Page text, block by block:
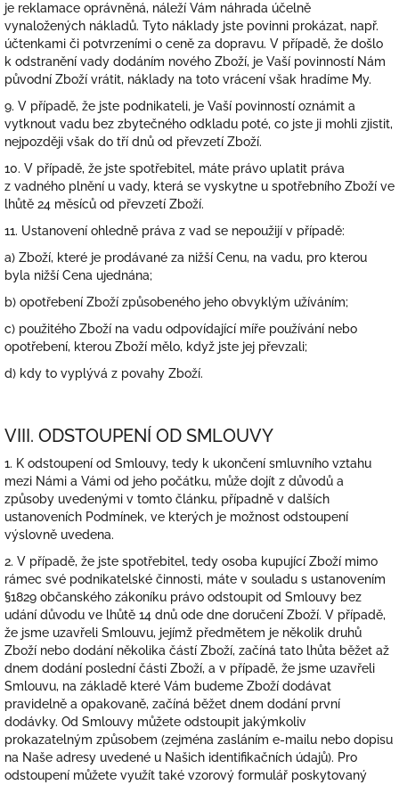
je reklamace oprávněná, náleží Vám náhrada účelně
vynaložených nákladů. Tyto náklady jste povinni prokázat, např.
účtenkami či potvrzeními o ceně za dopravu. V případě, že došlo
k odstranění vady dodáním nového Zboží, je Vaší povinností Nám
původní Zboží vrátit, náklady na toto vrácení však hradíme My.
9. V případě, že jste podnikateli, je Vaší povinností oznámit a
vytknout vadu bez zbytečného odkladu poté, co jste ji mohli zjistit,
nejpozději však do tří dnů od převzetí Zboží.
10. V případě, že jste spotřebitel, máte právo uplatit práva
z vadného plnění u vady, která se vyskytne u spotřebního Zboží ve
lhůtě 24 měsíců od převzetí Zboží.
11. Ustanovení ohledně práva z vad se nepoužijí v případě:
a) Zboží, které je prodávané za nižší Cenu, na vadu, pro kterou
byla nižší Cena ujednána;
b) opotřebení Zboží způsobeného jeho obvyklým užíváním;
c) použitého Zboží na vadu odpovídající míře používání nebo
opotřebení, kterou Zboží mělo, když jste jej převzali;
d) kdy to vyplývá z povahy Zboží.
VIII. ODSTOUPENÍ OD SMLOUVY
1. K odstoupení od Smlouvy, tedy k ukončení smluvního vztahu
mezi Námi a Vámi od jeho počátku, může dojít z důvodů a
způsoby uvedenými v tomto článku, případně v dalších
ustanoveních Podmínek, ve kterých je možnost odstoupení
výslovně uvedena.
2. V případě, že jste spotřebitel, tedy osoba kupující Zboží mimo
rámec své podnikatelské činnosti, máte v souladu s ustanovením
§1829 občanského zákoníku právo odstoupit od Smlouvy bez
udání důvodu ve lhůtě 14 dnů ode dne doručení Zboží. V případě,
že jsme uzavřeli Smlouvu, jejímž předmětem je několik druhů
Zboží nebo dodání několika částí Zboží, začíná tato lhůta běžet až
dnem dodání poslední části Zboží, a v případě, že jsme uzavřeli
Smlouvu, na základě které Vám budeme Zboží dodávat
pravidelně a opakovaně, začíná běžet dnem dodání první
dodávky. Od Smlouvy můžete odstoupit jakýmkoliv
prokazatelným způsobem (zejména zasláním e-mailu nebo dopisu
na Naše adresy uvedené u Našich identifikačních údajů). Pro
odstoupení můžete využít také vzorový formulář poskytovaný